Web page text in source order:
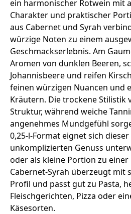
ein harmonischer Rotwein mit
Charakter und praktischer
aus Cabernet und Syrah
würzige Noten zu einem
Geschmackserlebnis. Am
Aromen von dunklen Beeren,
Johannisbeere und reifen
feinen würzigen Nuancen und
Kräutern. Die trockene Stilistik
Struktur, während weiche
angenehmes Mundgefühl
0,25-l-Format eignet sich
unkomplizierten Genuss
oder als kleine Portion zu einer
Cabernet-Syrah überzeugt mit
Profil und passt gut zu Pasta,
Fleischgerichten, Pizza oder
Käsesorten.